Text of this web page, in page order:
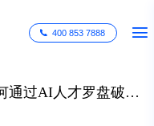
400 853 7888
2026人才盘点：中大型企业如何通过AI人才罗盘破解"守着人才找人才"的增长困局？